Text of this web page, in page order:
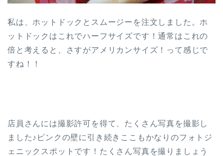
私は、ホットドックとスムージーを注文しました。ホ
ットドックはこれでハーフサイズです！通常はこれの
倍と考えると、さすがアメリカンサイズ！って感じで
すね！！
店員さんには撮影許可を得て、たくさん写真を撮影し
ました♪ピンクの壁に引き続きここもかなりのフォトジ
ェニックスポットです！たくさん写真を撮りましょう